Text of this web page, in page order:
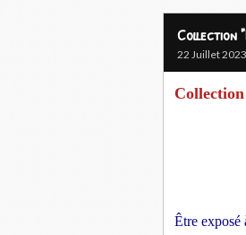
Collection
22 Juillet 2023
Être exposé